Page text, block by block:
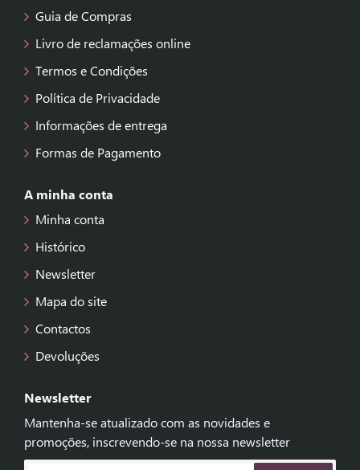
Guia de Compras
Livro de reclamações online
Termos e Condições
Política de Privacidade
Informações de entrega
Formas de Pagamento
A minha conta
Minha conta
Histórico
Newsletter
Mapa do site
Contactos
Devoluções
Newsletter
Mantenha-se atualizado com as novidades e
promoções, inscrevendo-se na nossa newsletter